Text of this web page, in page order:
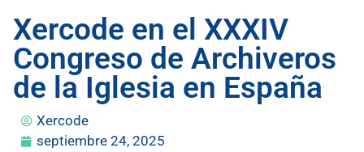
Xercode en el XXXIV
Congreso de Archiveros
de la Iglesia en España
Xercode
septiembre 24, 2025